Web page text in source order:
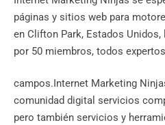
páginas y sitios web para
en Clifton Park, Estados
por 50 miembros, todos
campos.Internet Marketing
comunidad digital servicios
pero también servicios y